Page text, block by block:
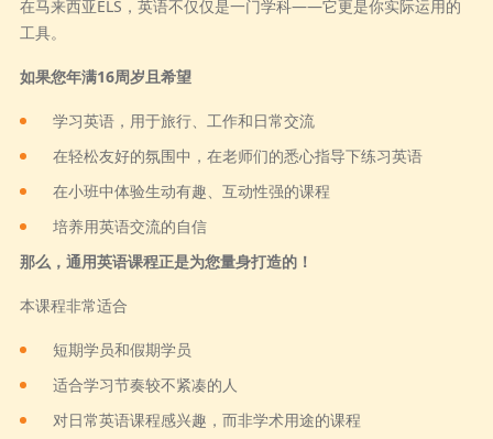
在马来西亚ELS，英语不仅仅是一门学科——它更是你实际运用的
工具。
如果您年满16周岁且希望
学习英语，用于旅行、工作和日常交流
在轻松友好的氛围中，在老师们的悉心指导下练习英语
在小班中体验生动有趣、互动性强的课程
培养用英语交流的自信
那么，通用英语课程正是为您量身打造的！
本课程非常适合
短期学员和假期学员
适合学习节奏较不紧凑的人
对日常英语课程感兴趣，而非学术用途的课程